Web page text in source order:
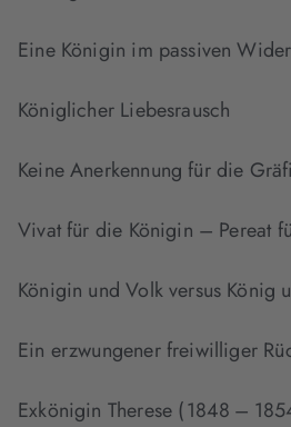
Eine Königin im passiven
Königlicher Liebesrausch
Keine Anerkennung für die
Vivat für die Königin – Pereat
Königin und Volk versus König
Ein erzwungener freiwilliger
Exkönigin Therese ( 1848 –